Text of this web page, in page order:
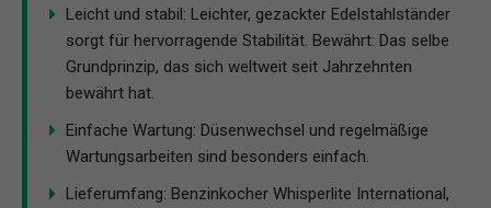
Leicht und stabil: Leichter, gezackter Edelstahlständer
sorgt für hervorragende Stabilität. Bewährt: Das selbe
Grundprinzip, das sich weltweit seit Jahrzehnten
bewährt hat.
Einfache Wartung: Düsenwechsel und regelmäßige
Wartungsarbeiten sind besonders einfach.
Lieferumfang: Benzinkocher Whisperlite International,